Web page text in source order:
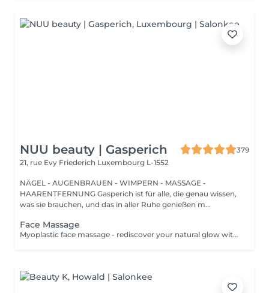
NUU beauty | Gasperich
379
21, rue Evy Friederich Luxembourg L-1552
NÄGEL - AUGENBRAUEN - WIMPERN - MASSAGE -
HAARENTFERNUNG Gasperich ist für alle, die genau wissen,
was sie brauchen, und das in aller Ruhe genießen m...
Face Massage
Myoplastic face massage - rediscover your natural glow with the deeply rejuvenating myoplastic face massage. This unique technique works not only on the surface of your skin but also on the deeper layers of muscles and fascia. Through precise, sculpting movements, it releases tension, improves circulation, and restores elasticity. The result? A lifted, defined, and radiant look that feels as refreshing as it appears. Every session is like a reset for your face leaving you looking youthful, relaxed, and glowing with vitality. Express Facial Massage is designed for those who value their time while expecting visible, refined results. This 30-minute lifting massage focuses on precise muscle stimulation to restore facial tone, improve skin firmness, and redefine the natural facial contour. The treatment helps reduce visible signs of fatigue while stimulating microcirculation, allowing the skin to regain a fresh, radiant, and naturally healthy glow. Perfect as an additional boost to your body massage for complete relaxation and rejuvenation. Important: This treatment is available only as an add-on to any body massage and cannot be booked as a standalone service.